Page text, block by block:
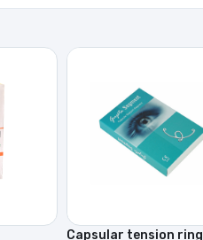
Capsular tension ring